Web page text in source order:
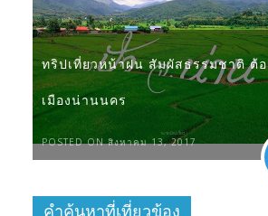
ทริปเที่ยวหน้าฝน สัมผัสธรรมชาติ ต้
เมืองน่านนคร
POSTED ON สิงหาคม 13, 2017
คำค้นหาที่เที่ยวข้อง